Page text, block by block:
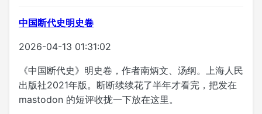
中国断代史明史卷
2026-04-13 01:31:02
《中国断代史》明史卷，作者南炳文、汤纲。上海人民
出版社2021年版。断断续续花了半年才看完，把发在
mastodon 的短评收拢一下放在这里。